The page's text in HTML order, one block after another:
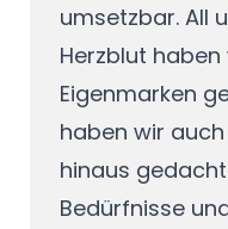
umsetzbar. All
Herzblut
Eigenmarken
haben wir
hinaus
Bedürfnisse